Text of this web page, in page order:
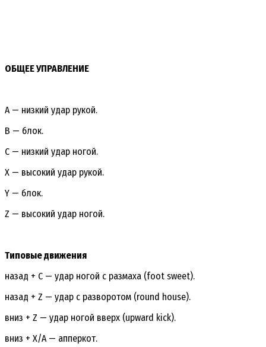
ОБЩЕЕ УПРАВЛЕНИЕ
A — низкий удар рукой.
B — блок.
C — низкий удар ногой.
X — высокий удар рукой.
Y — блок.
Z — высокий удар ногой.
Типовые движения
назад + С — удар ногой с размаха (foot sweet).
назад + Z — удар с разворотом (round house).
вниз + Z — удар ногой вверх (upward kick).
вниз + Х/А — апперкот.